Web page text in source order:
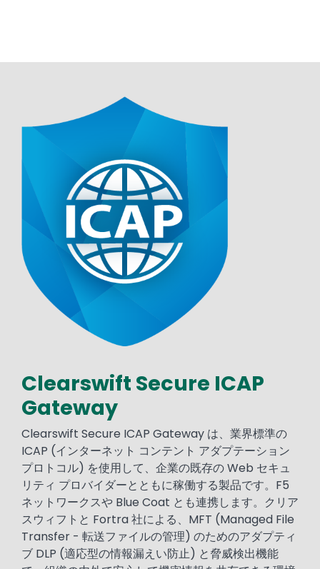
Text
Clearswift Secure ICAP
Gateway
Clearswift Secure ICAP Gateway は、業界標準の
ICAP (インターネット コンテント アダプテーション
プロトコル) を使用して、企業の既存の Web セキュ
リティ プロバイダーとともに稼働する製品です。F5
ネットワークスや Blue Coat とも連携します。クリア
スウィフトと Fortra 社による、MFT (Managed File
Transfer - 転送ファイルの管理) のためのアダプティ
ブ DLP (適応型の情報漏えい防止) と脅威検出機能